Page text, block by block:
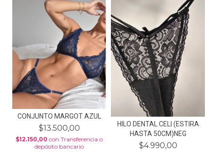
CONJUNTO MARGOT AZUL
$13.500,00
$12.150,00 con Transferencia o
depósito bancario
HILO DENTAL CELI (ESTIRA
HASTA 50CM)NEG
$4.990,00